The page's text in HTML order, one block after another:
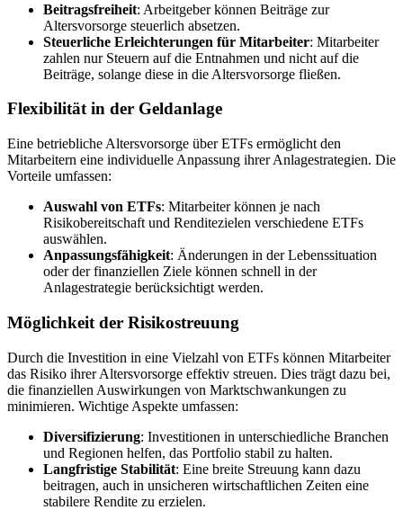
Beitragsfreiheit: Arbeitgeber können Beiträge zur
Altersvorsorge steuerlich absetzen.
Steuerliche Erleichterungen für Mitarbeiter: Mitarbeiter
zahlen nur Steuern auf die Entnahmen und nicht auf die
Beiträge, solange diese in die Altersvorsorge fließen.
Flexibilität in der Geldanlage
Eine betriebliche Altersvorsorge über ETFs ermöglicht den
Mitarbeitern eine individuelle Anpassung ihrer Anlagestrategien. Die
Vorteile umfassen:
Auswahl von ETFs: Mitarbeiter können je nach
Risikobereitschaft und Renditezielen verschiedene ETFs
auswählen.
Anpassungsfähigkeit: Änderungen in der Lebenssituation
oder der finanziellen Ziele können schnell in der
Anlagestrategie berücksichtigt werden.
Möglichkeit der Risikostreuung
Durch die Investition in eine Vielzahl von ETFs können Mitarbeiter
das Risiko ihrer Altersvorsorge effektiv streuen. Dies trägt dazu bei,
die finanziellen Auswirkungen von Marktschwankungen zu
minimieren. Wichtige Aspekte umfassen:
Diversifizierung: Investitionen in unterschiedliche Branchen
und Regionen helfen, das Portfolio stabil zu halten.
Langfristige Stabilität: Eine breite Streuung kann dazu
beitragen, auch in unsicheren wirtschaftlichen Zeiten eine
stabilere Rendite zu erzielen.